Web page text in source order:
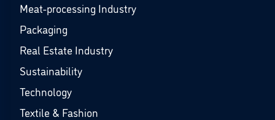
Meat-processing Industry
Packaging
Real Estate Industry
Sustainability
Technology
Textile & Fashion